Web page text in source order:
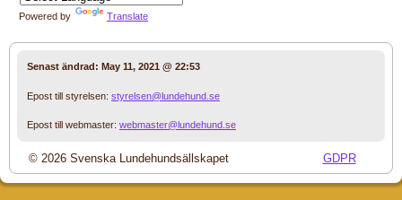
Powered by Translate
Senast ändrad: May 11, 2021 @ 22:53
Epost till styrelsen: styrelsen@lundehund.se
Epost till webmaster: webmaster@lundehund.se
© 2026 Svenska Lundehundsällskapet GDPR